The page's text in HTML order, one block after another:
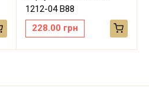
1212-04 В88
228.00 грн